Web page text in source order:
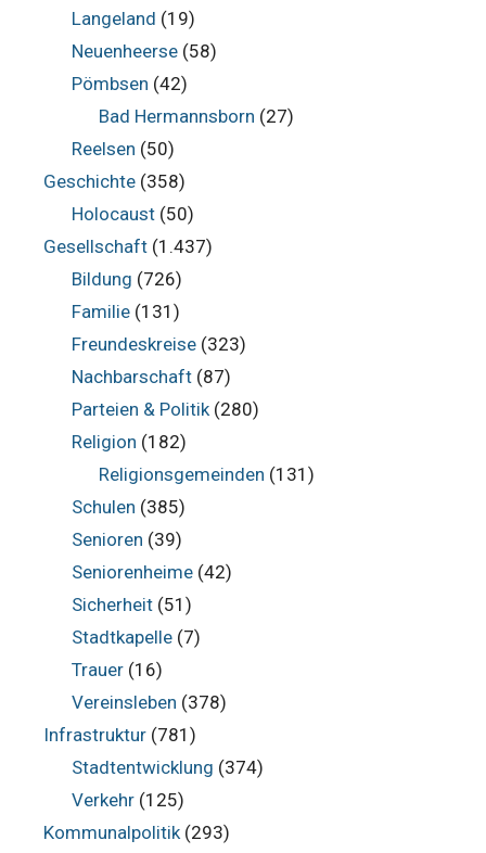
Langeland (19)
Neuenheerse(58)
Pömbsen (42)
Bad Hermannsborn (27)
Reelsen (50)
Geschichte (358)
Holocaust(50)
Gesellschaft (1.437)
Bildung (726)
Familie(131)
Freundeskreise(323)
Nachbarschaft(87)
Parteien & Politik(280)
Religion (182)
Religionsgemeinden (131)
Schulen (385)
Senioren (39)
Seniorenheime(42)
Sicherheit(51)
Stadtkapelle(7)
Trauer(16)
Vereinsleben (378)
Infrastruktur (781)
Stadtentwicklung (374)
Verkehr(125)
Kommunalpolitik(293)